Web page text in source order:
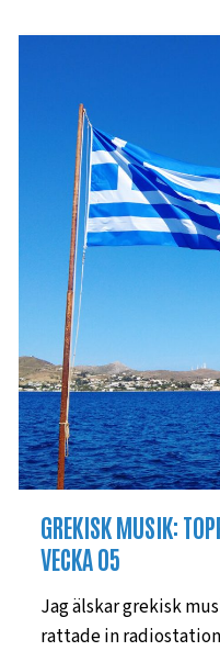
GREKISK MUSIK:
VECKA 05
Jag älskar grekisk
rattade in